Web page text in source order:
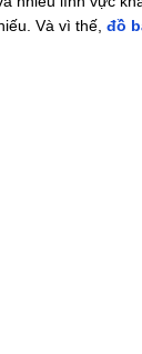
Và vì thế, đồ